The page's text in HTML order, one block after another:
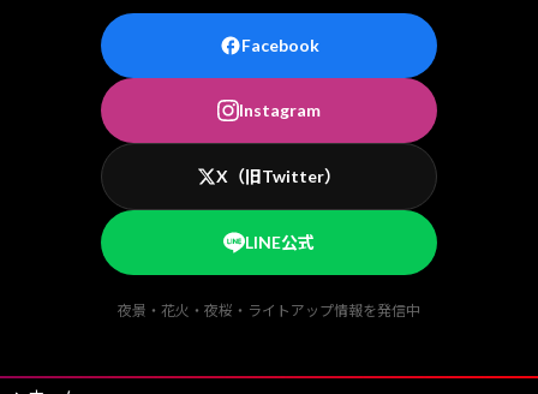
Facebook
Instagram
X（旧Twitter）
LINE公式
夜景・花火・夜桜・ライトアップ情報を発信中